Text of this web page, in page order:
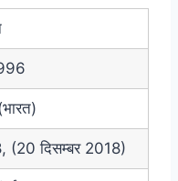
(20 दिसम्बर 2018)